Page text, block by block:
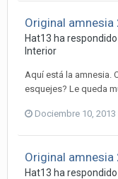
Original
Hat13 ha
Interior
Aquí está la amnesia.
esquejes? Le queda
Dociembre 10, 2013
Original
Hat13 ha